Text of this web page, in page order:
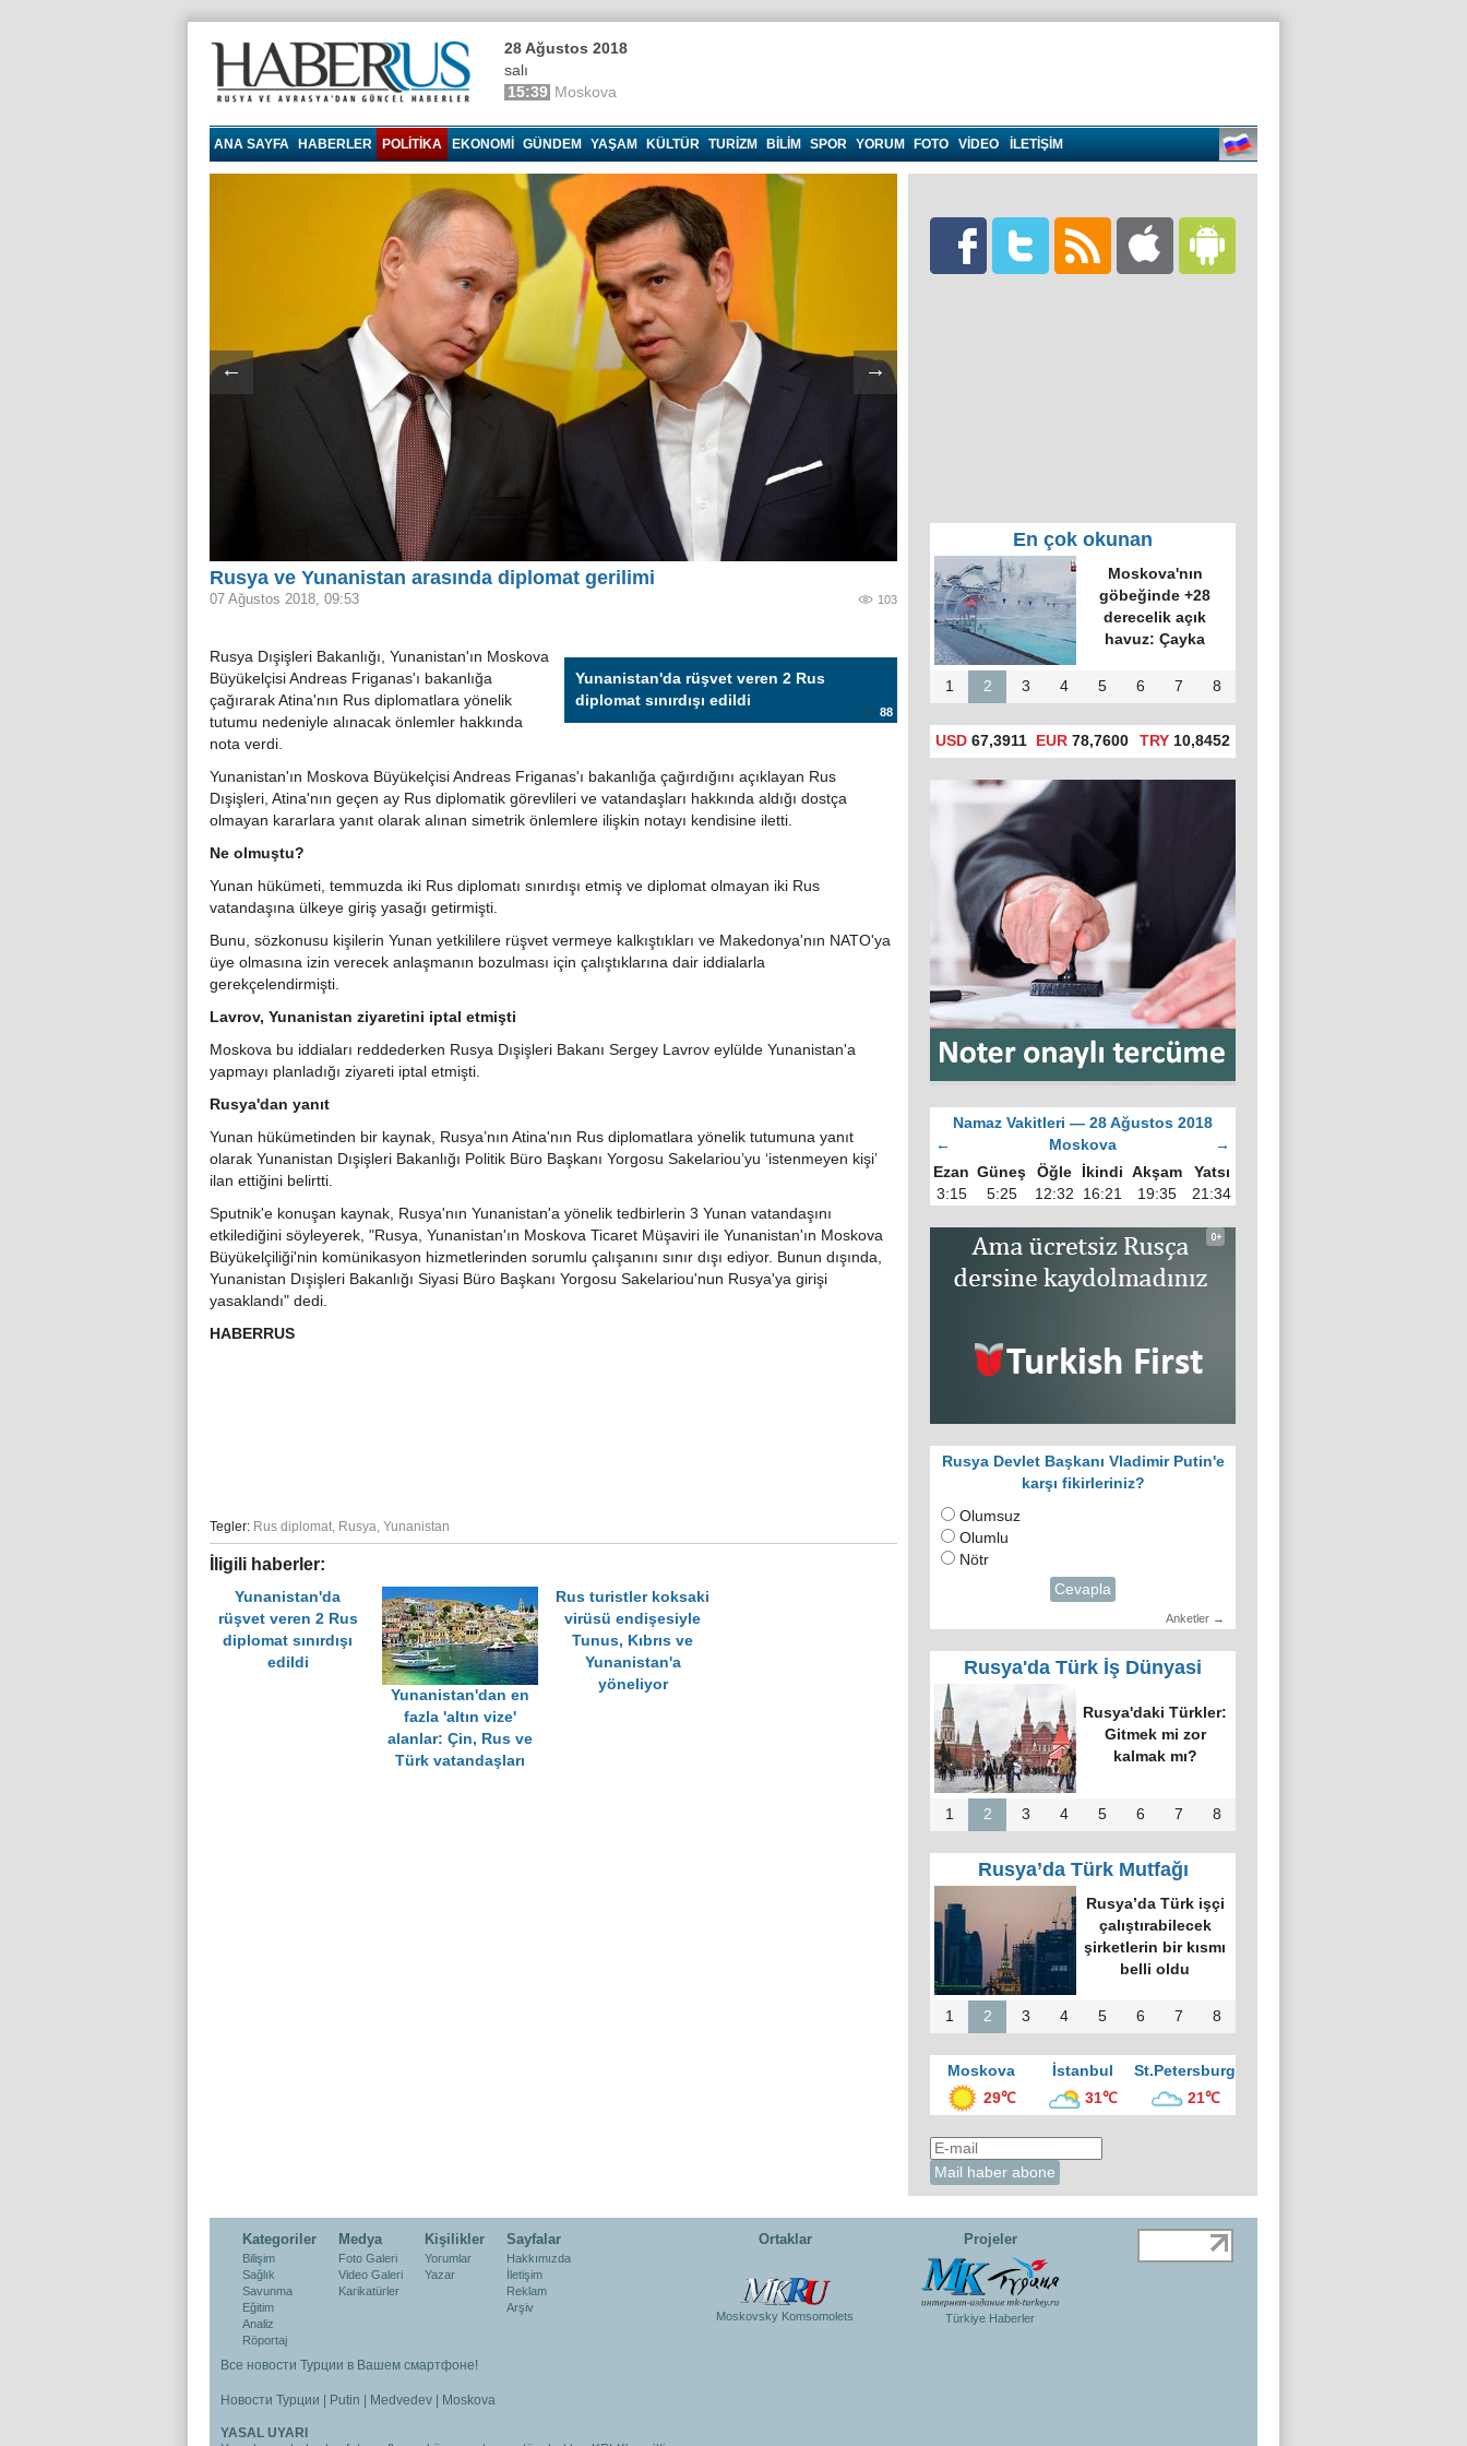
28 Ağustos 2018
salı
15:39 Moskova
ANA SAYFA HABERLER POLITIKA EKONOMI GÜNDEM YAŞAM KÜLTÜR TURIZM BILIM SPOR YORUM FOTO VIDEO İLETİŞİM
← →
Rusya ve Yunanistan arasında diplomat gerilimi
07 Ağustos 2018, 09:53 103
Yunanistan'da rüşvet veren 2 Rus
diplomat sınırdışı edildi
88
Rusya Dışişleri Bakanlığı, Yunanistan'ın Moskova
Büyükelçisi Andreas Friganas'ı bakanlığa
çağırarak Atina'nın Rus diplomatlara yönelik
tutumu nedeniyle alınacak önlemler hakkında
nota verdi.
Yunanistan'ın Moskova Büyükelçisi Andreas Friganas'ı bakanlığa çağırdığını açıklayan Rus
Dışişleri, Atina'nın geçen ay Rus diplomatik görevlileri ve vatandaşları hakkında aldığı dostça
olmayan kararlara yanıt olarak alınan simetrik önlemlere ilişkin notayı kendisine iletti.
Ne olmuştu?
Yunan hükümeti, temmuzda iki Rus diplomatı sınırdışı etmiş ve diplomat olmayan iki Rus
vatandaşına ülkeye giriş yasağı getirmişti.
Bunu, sözkonusu kişilerin Yunan yetkililere rüşvet vermeye kalkıştıkları ve Makedonya'nın NATO'ya
üye olmasına izin verecek anlaşmanın bozulması için çalıştıklarına dair iddialarla
gerekçelendirmişti.
Lavrov, Yunanistan ziyaretini iptal etmişti
Moskova bu iddiaları reddederken Rusya Dışişleri Bakanı Sergey Lavrov eylülde Yunanistan'a
yapmayı planladığı ziyareti iptal etmişti.
Rusya'dan yanıt
Yunan hükümetinden bir kaynak, Rusya’nın Atina'nın Rus diplomatlara yönelik tutumuna yanıt
olarak Yunanistan Dışişleri Bakanlığı Politik Büro Başkanı Yorgosu Sakelariou’yu ‘istenmeyen kişi’
ilan ettiğini belirtti.
Sputnik'e konuşan kaynak, Rusya'nın Yunanistan'a yönelik tedbirlerin 3 Yunan vatandaşını
etkilediğini söyleyerek, "Rusya, Yunanistan'ın Moskova Ticaret Müşaviri ile Yunanistan'ın Moskova
Büyükelçiliği'nin komünikasyon hizmetlerinden sorumlu çalışanını sınır dışı ediyor. Bunun dışında,
Yunanistan Dışişleri Bakanlığı Siyasi Büro Başkanı Yorgosu Sakelariou'nun Rusya'ya girişi
yasaklandı" dedi.
HABERRUS
Tegler: Rus diplomat Rusya Yunanistan
İligili haberler:
Yunanistan'da
rüşvet veren 2 Rus
diplomat sınırdışı
edildi
Yunanistan'dan en
fazla 'altın vize'
alanlar: Çin, Rus ve
Türk vatandaşları
Rus turistler koksaki
virüsü endişesiyle
Tunus, Kıbrıs ve
Yunanistan'a
yöneliyor
En çok okunan
Moskova'nın
göbeğinde +28
derecelik açık
havuz: Çayka
1 2 3 4 5 6 7 8
USD67,3911 EUR 78,7600 TRY10,8452
Namaz Vakitleri — 28 Ağustos 2018
←
Moskova
→
Ezan Güneş Öğle İkindi Akşam
Yatsı
3:15
5:25 12:32 16:21 19:35 21:34
Rusya Devlet Başkanı Vladimir Putin'e
karşı fikirleriniz?
Olumsuz
Olumlu
Nötr
Cevapla
Anketler →
Rusya'da Türk İş Dünyasi
Rusya'daki Türkler:
Gitmek mi zor
kalmak mı?
1 2 3 4 5 6 7 8
Rusya’da Türk Mutfağı
Rusya’da Türk işçi
çalıştırabilecek
şirketlerin bir kısmı
belli oldu
1 2 3 4 5 6 7 8
Moskova İstanbul
St.Petersburg
29℃
31℃ 21℃
Kategoriler
Bilişim
Sağlık
Savunma
Eğitim
Analiz
Röportaj
Medya
Foto Galeri
Video Galeri
Karikatürler
Kişilikler
Yorumlar
Yazar
Sayfalar
Hakkımızda
İletişim
Reklam
Arşiv
Ortaklar
Moskovsky Komsomolets
Projeler
Türkiye Haberler
Все новости Турции в Вашем смартфоне!
Новости Турции Putin Medvedev Moskova
YASAL UYARI